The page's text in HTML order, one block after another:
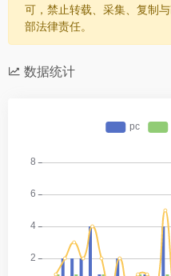
可，禁止转载、采集、复制
部法律责任。
数据统计